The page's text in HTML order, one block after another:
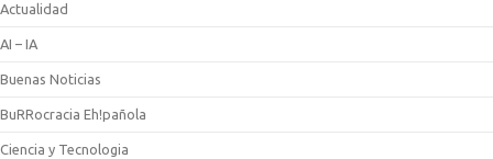
Actualidad
AI – IA
Buenas Noticias
BuRRocracia Eh!pañola
Ciencia y Tecnologia